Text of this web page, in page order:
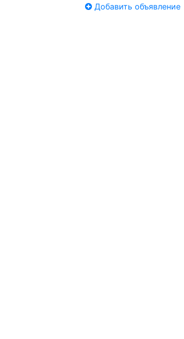
Добавить объявление